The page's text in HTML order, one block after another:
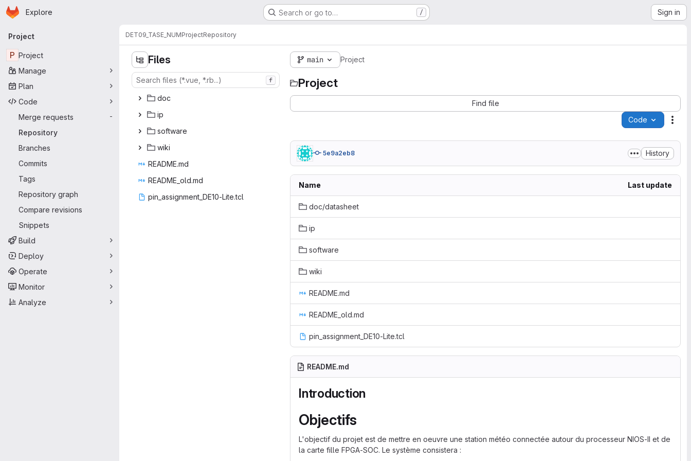
Skip to main content
Homepage
Explore Search or go to… / Sign in
Primary navigation
Project
P Project
Manage
Plan
Code
Merge requests
-
Repository
Branches
Commits
Tags
Repository graph
Compare revisions
Snippets
Build
Deploy
Operate
Monitor
Analyze
DET09_TASE_NUMProjectRepository
Files
f
d‎oc‎
i‎p‎
soft‎ware‎
wi‎ki‎
READ‎ME.md‎
README ‎_old.md‎
pin_assignment ‎_DE10-Lite.tcl‎
main Project
Project
Find file
Code
5e9a2eb8 History
Name Last update
doc/datasheet
ip
software
wiki
README.md
README_old.md
pin_assignment_DE10-Lite.tcl
README.md
Introduction
Objectifs
L'objectif du projet est de mettre en oeuvre une station météo connectée autour du processeur NIOS-II et de
la carte fille FPGA-SOC. Le système consistera :